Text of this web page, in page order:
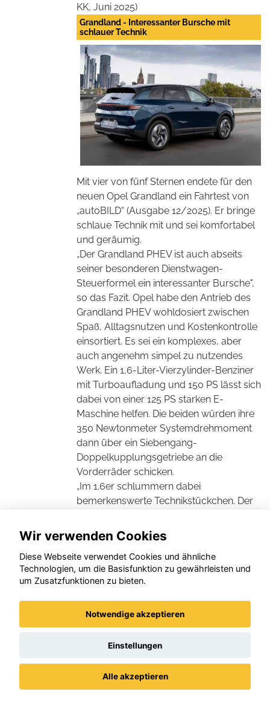
KK, Juni 2025)
Grandland - Interessanter Bursche mit
schlauer Technik
Mit vier von fünf Sternen endete für den
neuen Opel Grandland ein Fahrtest von
„autoBILD“ (Ausgabe 12/2025). Er bringe
schlaue Technik mit und sei komfortabel
und geräumig.
„Der Grandland PHEV ist auch abseits
seiner besonderen Dienstwagen-
Steuerformel ein interessanter Bursche",
so das Fazit. Opel habe den Antrieb des
Grandland PHEV wohldosiert zwischen
Spaß, Alltagsnutzen und Kostenkontrolle
einsortiert. Es sei ein komplexes, aber
auch angenehm simpel zu nutzendes
Werk. Ein 1,6-Liter-Vierzylinder-Benziner
mit Turboaufladung und 150 PS lässt sich
dabei von einer 125 PS starken E-
Maschine helfen. Die beiden würden ihre
350 Newtonmeter Systemdrehmoment
dann über ein Siebengang-
Doppelkupplungsgetriebe an die
Vorderräder schicken.
„Im 1.6er schlummern dabei
bemerkenswerte Technikstückchen. Der
Turbinenschaufeln (sehr selten bei
Benzinern) zum Beispiel, eine schnelle,
per Hydraulik geschaltete Steuerzeiten-
Verstellung oder der besonders effiziente
Kniff, Einlassventile sehr früh zu schließen
und so den Verbrennungsdruck zu
steigern (Miller-Zyklus) gehören auch
dazu“, erläutert das Magazin.
Im Ergebnis laufe der Grandland dann
er auf Tempo 100), hänge aktiv am Gas
und schaffe 220 km/h Spitze. Auch könne
Wir verwenden Cookies
Diese Webseite verwendet Cookies und ähnliche
Technologien, um die Basisfunktion zu gewährleisten und
um Zusatzfunktionen zu bieten.
Notwendige akzeptieren
Einstellungen
Alle akzeptieren